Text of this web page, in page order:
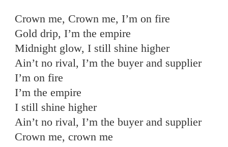
Crown me, Crown me, I’m on fire
Gold drip, I’m the empire
Midnight glow, I still shine higher
Ain’t no rival, I’m the buyer and supplier
I’m on fire
I’m the empire
I still shine higher
Ain’t no rival, I’m the buyer and supplier
Crown me, crown me